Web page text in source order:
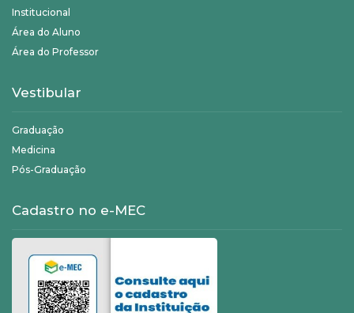
Institucional
Área do Aluno
Área do Professor
Vestibular
Graduação
Medicina
Pós-Graduação
Cadastro no e-MEC